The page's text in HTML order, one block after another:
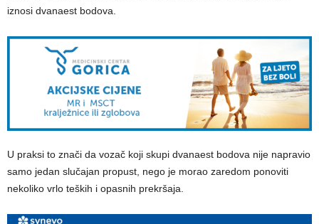
iznosi dvanaest bodova.
U praksi to znači da vozač koji skupi dvanaest bodova nije napravio
samo jedan slučajan propust, nego je morao zaredom ponoviti
nekoliko vrlo teških i opasnih prekršaja.